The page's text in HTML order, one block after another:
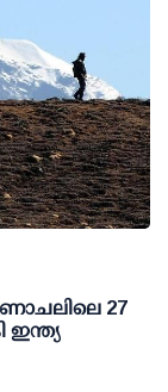
27
ഇന്ത്യ